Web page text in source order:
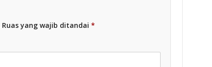
Ruas yang wajib ditandai *